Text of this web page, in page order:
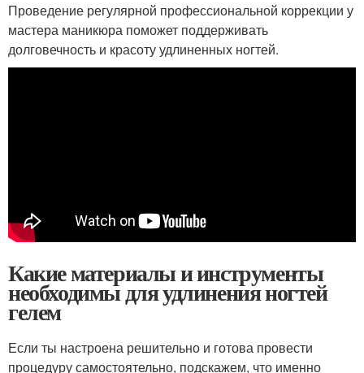
Проведение регулярной профессиональной коррекции у
мастера маникюра поможет поддерживать
долговечность и красоту удлиненных ногтей.
Какие материалы и инструменты
необходимы для удлинения ногтей
гелем
Если ты настроена решительно и готова провести
процедуру самостоятельно, подскажем, что именно